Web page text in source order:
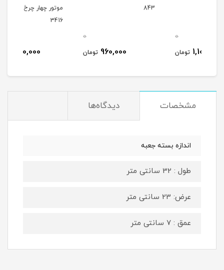
تومان
موتور چهار چرخ آفرود کد
تومان
مشخصات دیدگاه‌ها
اندازه بسته جعبه
طول : 32 سانتی متر
عرض: 23 سانتی متر
عمق : 7 سانتی متر